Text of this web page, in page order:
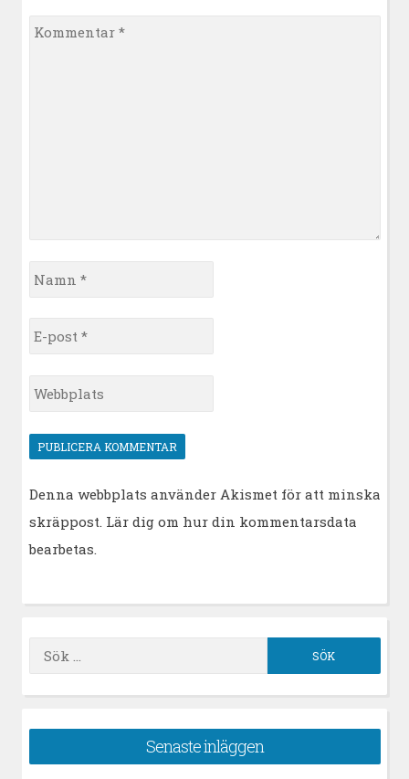
Kommentar
Namn
*
E-
post
*Webbplats
Denna webbplats använder Akismet för att minska
skräppost. Lär dig om hur din kommentarsdata
bearbetas
efter:
Senaste inläggen